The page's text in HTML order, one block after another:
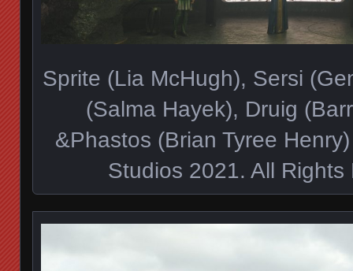
Sprite (Lia McHugh), Sersi
(Salma Hayek), Druig
&Phastos (Brian Tyree
Studios 2021. All Rights